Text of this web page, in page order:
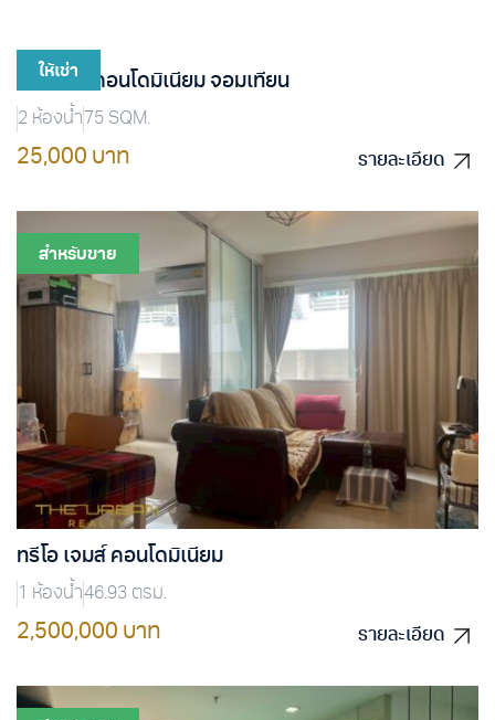
ให้เช่า
แอคควา คอนโดมิเนียม จอมเทียน
2 ห้องน้ำ 75 SQM.
25,000 บาท
รายละเอียด
สำหรับขาย
ทรีโอ เจมส์ คอนโดมิเนียม
1 ห้องน้ำ46.93 ตรม.
2,500,000 บาท
รายละเอียด